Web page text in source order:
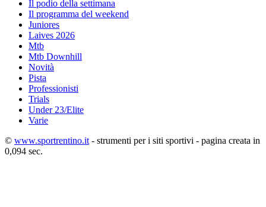
Il podio della settimana
Il programma del weekend
Juniores
Laives 2026
Mtb
Mtb Downhill
Novità
Pista
Professionisti
Trials
Under 23/Elite
Varie
© www.sportrentino.it- strumenti per i siti sportivi - pagina creata in
0,094 sec.